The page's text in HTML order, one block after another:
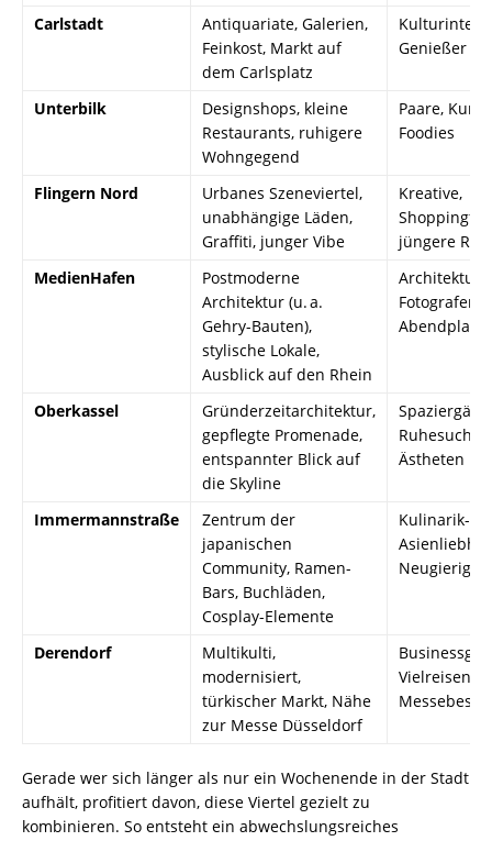
Carlstadt
Antiquariate, Galerien,
Feinkost, Markt auf
dem Carlsplatz
Genießer
Unterbilk
Designshops, kleine
Restaurants, ruhigere
Wohngegend
Paare,
Foodies
Flingern Nord
Urbanes Szeneviertel,
unabhängige Läden,
Graffiti, junger Vibe
Kreative,
jüngere
MedienHafen
Postmoderne
Architektur (u. a.
Gehry-Bauten),
stylische Lokale,
Ausblick auf den Rhein
Fotografen,
Oberkassel
Gründerzeitarchitektur,
gepflegte Promenade,
entspannter Blick auf
die Skyline
Ästheten
Immermannstraße
Zentrum der
japanischen
Community, Ramen-
Bars, Buchläden,
Cosplay-Elemente
Kulinarik-
Neugierige
Derendorf
Multikulti,
modernisiert,
türkischer Markt, Nähe
zur Messe Düsseldorf
Vielreisende,
Gerade wer sich länger als nur ein Wochenende in der Stadt
aufhält, profitiert davon, diese Viertel gezielt zu
kombinieren. So entsteht ein abwechslungsreiches